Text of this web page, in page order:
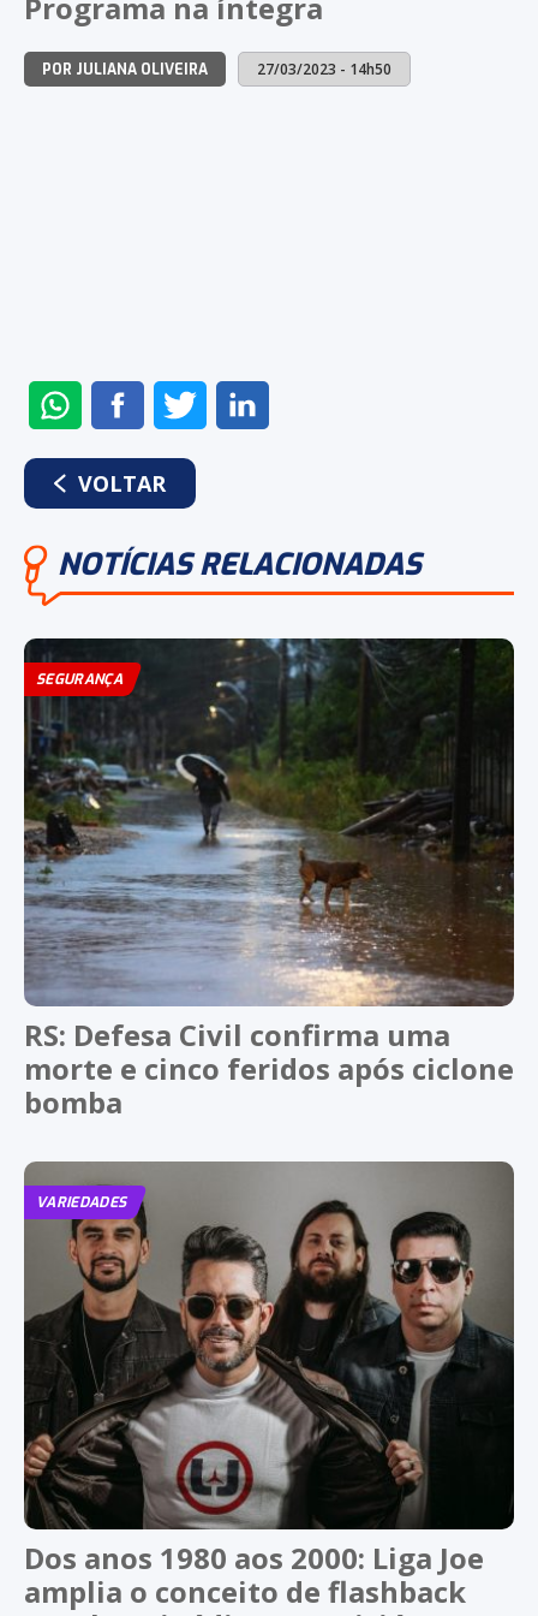
Programa na íntegra
POR JULIANA OLIVEIRA 27/03/2023 - 14h50
ENVIAR
NO
WHATSAPP
COMPARTILHAR
NO
FACEBOOK
COMPARTILHAR
NO
VOLTAR
NOTÍCIAS RELACIONADAS
SEGURANÇA
RS: Defesa Civil confirma uma
morte e cinco feridos após ciclone
bomba
VARIEDADES
Dos anos 1980 aos 2000: Liga Joe
amplia o conceito de flashback